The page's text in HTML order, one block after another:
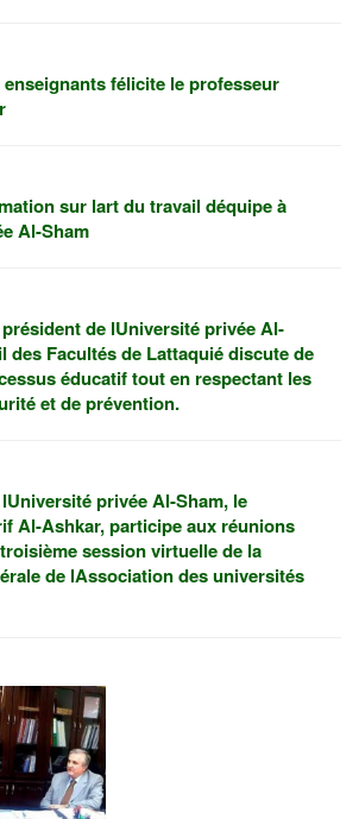
félicite le professeur
sur lart du travail déquipe à
Al-Sham
de lUniversité privée Al-
des Facultés de Lattaquié discute de
éducatif tout en respectant les
et de prévention.
privée Al-Sham, le
Al-Ashkar, participe aux réunions
session virtuelle de la
de lAssociation des universités